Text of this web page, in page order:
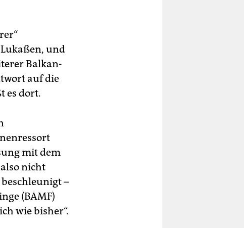
und
Balkan-
auf die
es dort.
mit dem
nicht
beschleunigt –
(BAMF)
wie bisher“.